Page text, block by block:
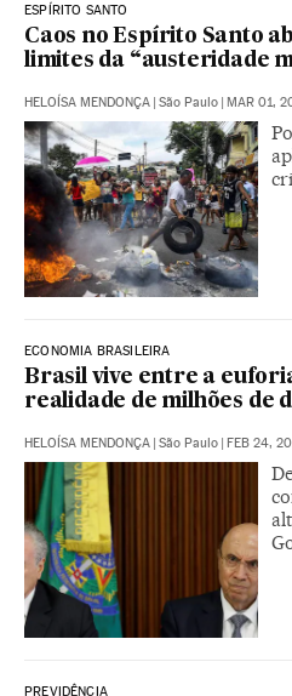
ESPÍRITO SANTO
Caos no Espírito Santo
limites da “austeridade
HELOÍSA MENDONÇA | São Paulo | MAR 01,
ECONOMIA BRASILEIRA
Brasil vive entre a
realidade de milhões de
HELOÍSA MENDONÇA | São Paulo | FEB 24,
PREVIDÊNCIA